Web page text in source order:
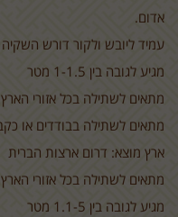
אדום.
עמיד ליובש ולקור דורש
מגיע לגובה בין 1-1.5 מטר
מתאים לשתילה בכל אזורי
מתאים לשתילה בבודדים או
ארץ מוצא: דרום ארצות הברית
מתאים לשתילה בכל אזורי
מגיע לגובה בין 1.1-5 מטר